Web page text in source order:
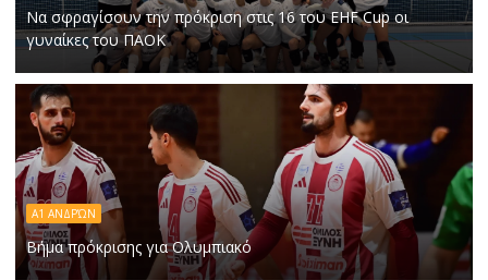
Να σφραγίσουν την πρόκριση στις 16 του EHF Cup οι
γυναίκες του ΠΑΟΚ
Α1 ΑΝΔΡΏΝ
Βήμα πρόκρισης για Ολυμπιακό